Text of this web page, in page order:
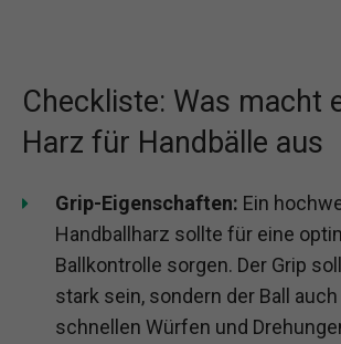
Checkliste: Was macht
Harz für Handbälle aus
Grip-Eigenschaften: Ein
Handballharz sollte für eine
Ballkontrolle sorgen. Der Grip
stark sein, sondern der Ball auch
schnellen Würfen und